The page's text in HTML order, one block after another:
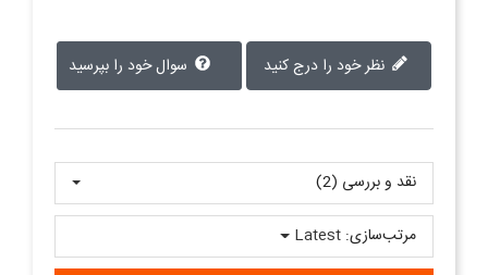
سوال خود را بپرسید
نقد و بررسی‌‌ (2)
مرتب‌سازی: Latest